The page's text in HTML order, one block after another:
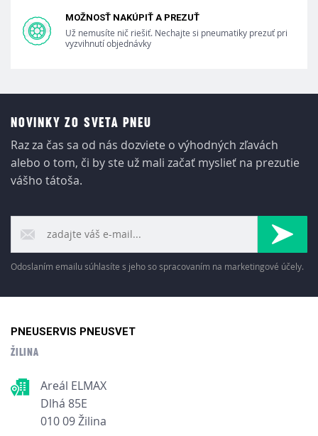
MOŽNOSŤ NAKÚPIŤ A PREZUŤ
Už nemusíte nič riešiť. Nechajte si pneumatiky prezuť pri
vyzvihnutí objednávky
NOVINKY ZO SVETA PNEU
Raz za čas sa od nás dozviete o výhodných zľavách
alebo o tom, či by ste už mali začať myslieť na prezutie
vášho tátoša.
Odoslaním emailu súhlasíte s jeho so spracovaním na marketingové účely.
PNEUSERVIS PNEUSVET
ŽILINA
Areál ELMAX
Dlhá 85E
010 09 Žilina